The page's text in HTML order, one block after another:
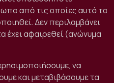
από τις οποίες αυτό το
Δεν περιλαμβάνει
έχει αφαιρεθεί (ανώνυμα
να
και μεταβιβάσουμε τα